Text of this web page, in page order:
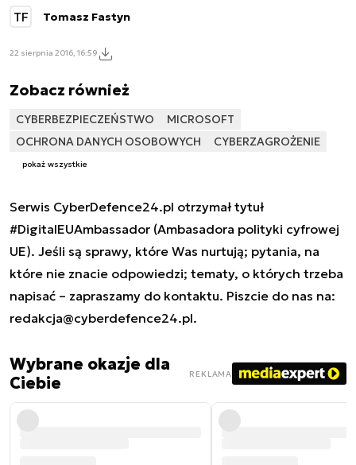
TF Tomasz Fastyn
22 sierpnia 2016, 16:59
Zobacz również
CYBERBEZPIECZEŃSTWO
MICROSOFT
OCHRONA DANYCH OSOBOWYCH
CYBERZAGROŻENIE
pokaż wszystkie
Serwis CyberDefence24.pl otrzymał tytuł
#DigitalEUAmbassador (Ambasadora polityki cyfrowej
UE). Jeśli są sprawy, które Was nurtują; pytania, na
które nie znacie odpowiedzi; tematy, o których trzeba
napisać – zapraszamy do kontaktu. Piszcie do nas na:
redakcja@cyberdefence24.pl.
Wybrane okazje dla
Ciebie
REKLAMA